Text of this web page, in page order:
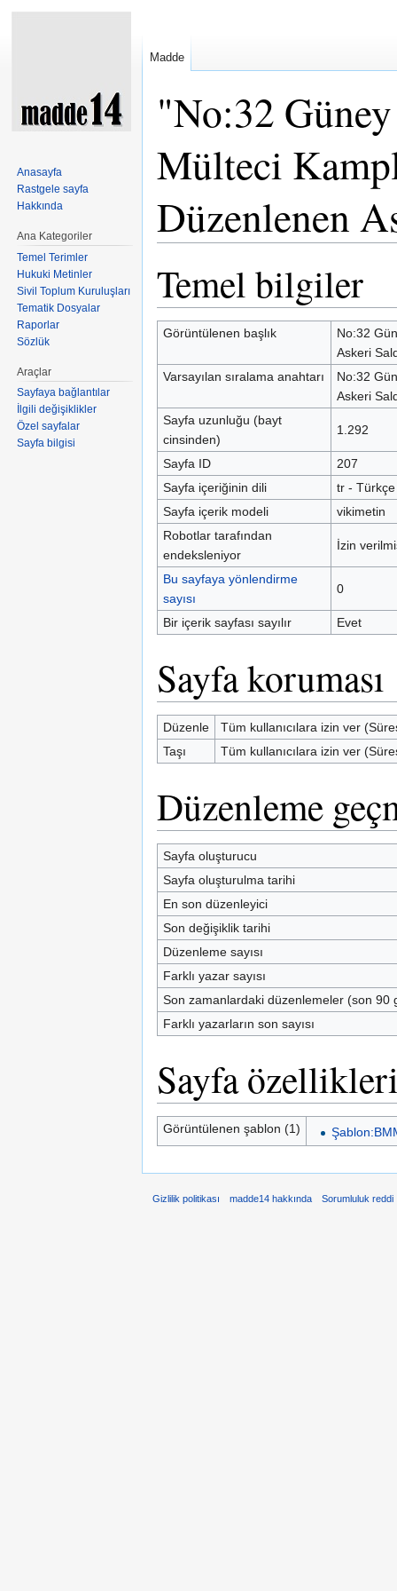
"No:32
Mülteci
Düzenlenen
Temel bilgiler
Görüntülenen başlık
No:32
Askeri
Varsayılan sıralama anahtarı
No:32
Askeri
Sayfa uzunluğu (bayt
cinsinden)
1.292
Sayfa ID
207
Sayfa içeriğinin dili
tr - Türkçe
Sayfa içerik modeli
vikimetin
Robotlar tarafından
endeksleniyor
İzin
Bu sayfaya yönlendirme
sayısı
0
Bir içerik sayfası sayılır Evet
Sayfa koruması
Düzenle
Tüm kullanıcılara izin ver
Taşı
Tüm kullanıcılara izin ver
Düzenleme
Sayfa oluşturucu
Sayfa oluşturulma tarihi
En son düzenleyici
Son değişiklik tarihi
Düzenleme sayısı
Farklı yazar sayısı
Son zamanlardaki düzenlemeler (son 90
Farklı yazarların son sayısı
Sayfa
Görüntülenen şablon (1)
Madde
Anasayfa
Rastgele sayfa
Hakkında
Ana Kategoriler
Temel Terimler
Hukuki Metinler
Sivil Toplum Kuruluşları
Tematik Dosyalar
Raporlar
Sözlük
Araçlar
Sayfaya bağlantılar
İlgili değişiklikler
Özel sayfalar
Sayfa bilgisi
Gizlilik politikası madde14 hakkında Sorumluluk reddi